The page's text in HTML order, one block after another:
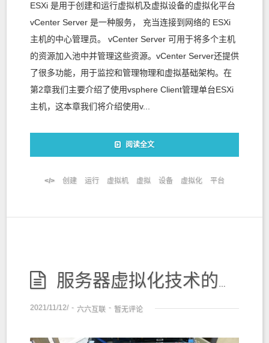
ESXi 是用于创建和运行虚拟机及虚拟设备的虚拟化平台
vCenter Server 是一种服务， 充当连接到网络的 ESXi
主机的中心管理员。 vCenter Server 可用于将多个主机
的资源加入池中并管理这些资源。vCenter Server还提供
了很多功能，用于监控和管理物理和虚拟基础架构。在
第2章我们主要介绍了使用vsphere Client管理单台ESXi
主机，这本章我们将介绍使用v...
阅读全文
创建 运行 虚拟机 虚拟 设备 虚拟化 平台
服务器虚拟化技术的价值已在许多环境中得到证明
2021/11/12/ - 六六互联 - 暂无评论